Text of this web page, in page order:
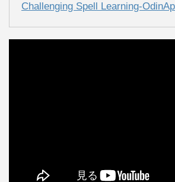
Challenging Spell Learning-